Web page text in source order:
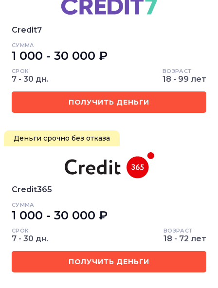
Credit7
СУММА
1 000 - 30 000 ₽
СРОК
7 - 30 дн.
ВОЗРАСТ
18 - 99 лет
ПОЛУЧИТЬ ДЕНЬГИ
Деньги срочно без отказа
Credit365
СУММА
1 000 - 30 000 ₽
СРОК
7 - 30 дн.
ВОЗРАСТ
18 - 72 лет
ПОЛУЧИТЬ ДЕНЬГИ